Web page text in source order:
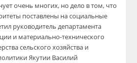
очень многих, но дело в том, что
поставлены на социальные
руководитель департамента
и материально-технического
сельского хозяйства и
Якутии Василий